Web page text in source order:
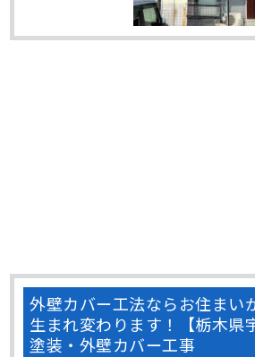
外壁カバー工法ならお住まい
生まれ変わります！【栃木県
塗装・外壁カバー工事